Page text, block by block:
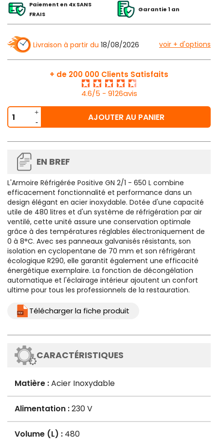
Paiement en 4x SANS
FRAIS
Garantie 1 an
Livraison à partir du 18/08/2026 voir + d'options
+ de 200 000 Clients Satisfaits
4.6/5 - 9126avis
AJOUTER AU PANIER
EN BREF
L'Armoire Réfrigérée Positive GN 2/1 - 650 L combine
efficacement fonctionnalité et performance dans un
design élégant en acier inoxydable. Dotée d'une capacité
utile de 480 litres et d'un système de réfrigération par air
ventilé, cette unité assure une conservation optimale
grâce à des températures réglables électroniquement de
0 à 8°C. Avec ses panneaux galvanisés résistants, son
isolation en cyclopentane de 70 mm et son réfrigérant
écologique R290, elle garantit également une efficacité
énergétique exemplaire. La fonction de décongélation
automatique et l'éclairage intérieur ajoutent un confort
ultime pour tous les professionnels de la restauration.
Télécharger la fiche produit
CARACTÉRISTIQUES
Matière :Acier Inoxydable
Alimentation :230 V
Volume (L) : 480